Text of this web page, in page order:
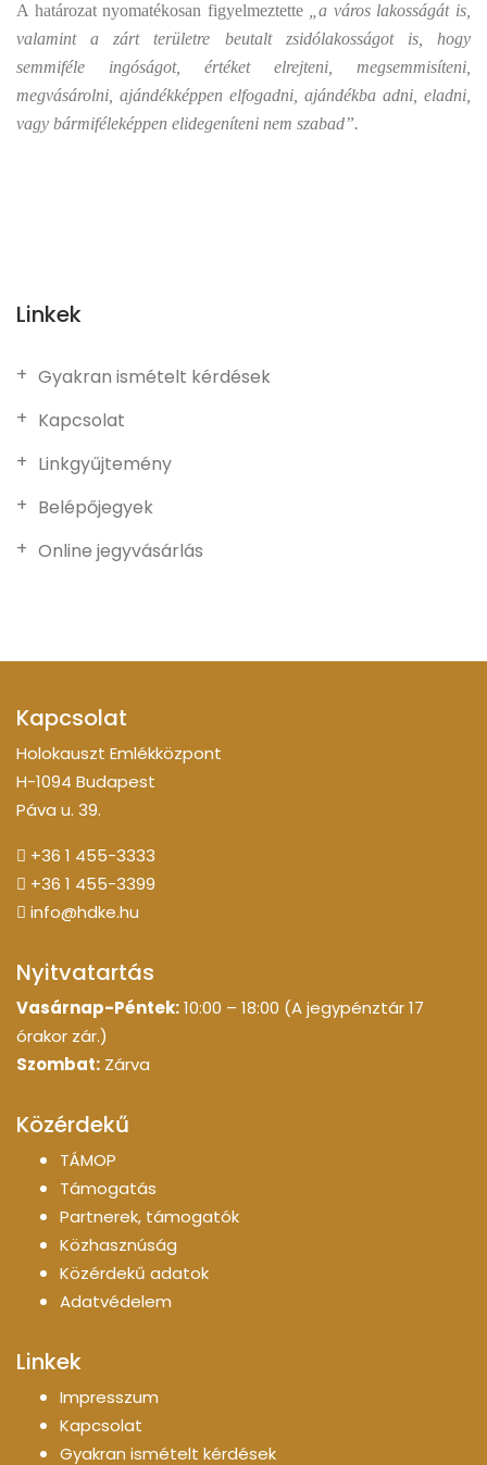
A határozat nyomatékosan figyelmeztette
„a város lakosságát is,
valamint a zárt területre beutalt zsidólakosságot is, hogy
semmiféle ingóságot, értéket elrejteni, megsemmisíteni,
megvásárolni, ajándékképpen elfogadni, ajándékba adni, eladni,
vagy bármiféleképpen elidegeníteni nem szabad”.
Linkek
Gyakran ismételt kérdések
Kapcsolat
Linkgyűjtemény
Belépőjegyek
Online jegyvásárlás
Kapcsolat
Holokauszt Emlékközpont
H-1094 Budapest
Páva u. 39.
+36 1 455-3333
+36 1 455-3399
info@hdke.hu
Nyitvatartás
Vasárnap-Péntek:10:00 – 18:00 (A jegypénztár 17
órakor zár.)
Szombat: Zárva
Közérdekű
TÁMOP
Támogatás
Partnerek, támogatók
Közhasznúság
Közérdekű adatok
Adatvédelem
Linkek
Impresszum
Kapcsolat
Gyakran ismételt kérdések